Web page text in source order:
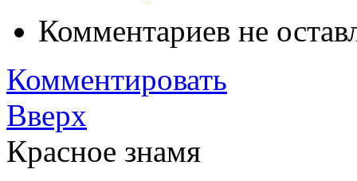
Комментариев не
Комментировать
Вверх
Красное знамя